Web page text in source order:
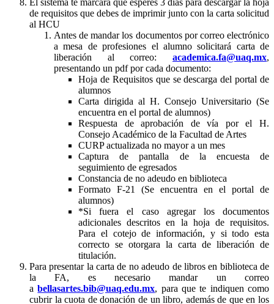
El sistema te marcara que esperes 3 días para descargar la hoja
de requisitos que debes de imprimir junto con la carta solicitud
al HCU
Antes de mandar los documentos por correo electrónico
a mesa de profesiones el alumno solicitará carta de
liberación al correo: academica.fa@uaq.mx,
presentando un pdf por cada documento:
Hoja de Requisitos que se descarga del portal de
alumnos
Carta dirigida al H. Consejo Universitario (Se
encuentra en el portal de alumnos)
Respuesta de aprobación de vía por el H.
Consejo Académico de la Facultad de Artes
CURP actualizada no mayor a un mes
Captura de pantalla de la encuesta de
seguimiento de egresados
Constancia de no adeudo en biblioteca
Formato F-21 (Se encuentra en el portal de
alumnos)
*Si fuera el caso agregar los documentos
adicionales descritos en la hoja de requisitos.
Para el cotejo de información, y si todo esta
correcto se otorgara la carta de liberación de
titulación.
Para presentar la carta de no adeudo de libros en biblioteca de
la FA, es necesario mandar un correo
abellasartes.bib@uaq.edu.mx, para que te indiquen como
cubrir la cuota de donación de un libro, además de que en los